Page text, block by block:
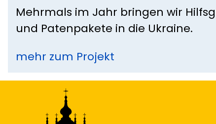
Mehrmals im Jahr bringen wir
und Patenpakete in die Ukraine.
mehr zum Projekt